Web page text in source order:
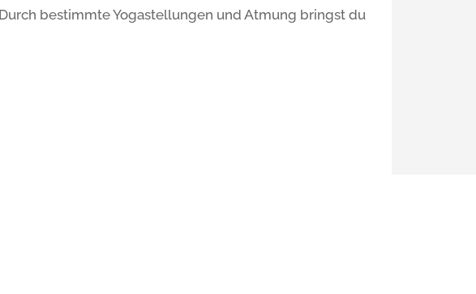
bestimmte Yogastellungen und Atmung bringst du